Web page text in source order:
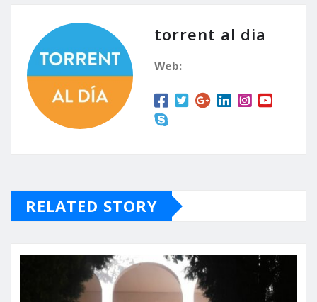
torrent al dia
Web:
RELATED STORY